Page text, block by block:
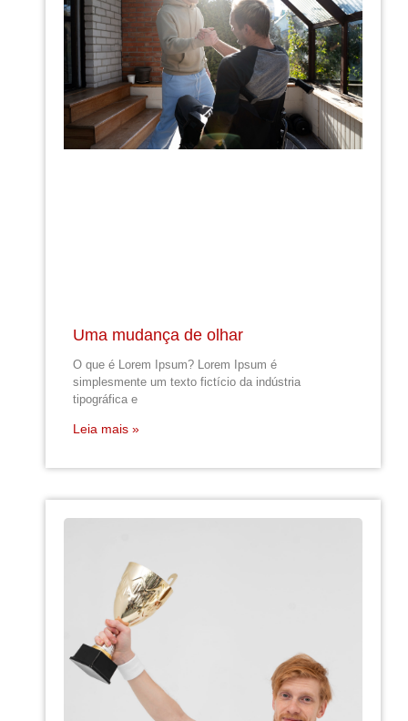
Uma mudança de olhar
O que é Lorem Ipsum? Lorem Ipsum é
simplesmente um texto fictício da indústria
tipográfica e
Leia mais »